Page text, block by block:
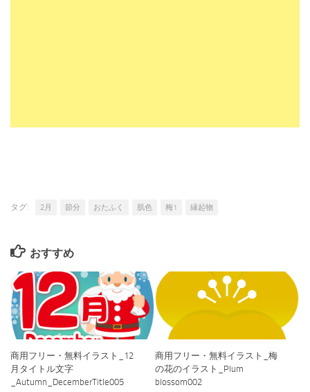
タグ: 2月 節分 おたふく 肌色 梅1 縁起物
おすすめ
商用フリー・無料イラスト_12
月タイトル文字
_Autumn_DecemberTitle005
商用フリー・無料イラスト_梅
の花のイラスト_Plum
blossom002